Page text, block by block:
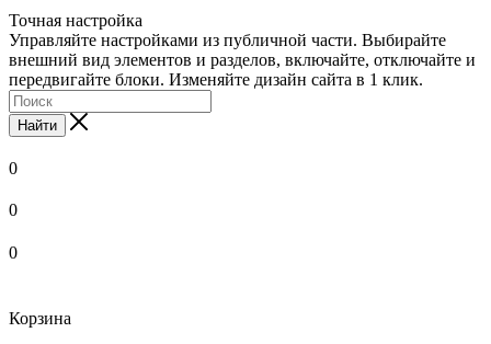
Точная настройка
Управляйте настройками из публичной части. Выбирайте
внешний вид элементов и разделов, включайте, отключайте и
передвигайте блоки. Изменяйте дизайн сайта в 1 клик.
Найти
0
0
0
Корзина